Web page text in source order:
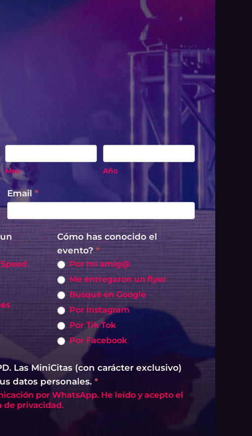
Mes Año
Email *
Cómo has conocido el
evento? *
Por mi amig@
Me entregaron un flyer
Busqué en Google
Por Instagram
Por Tik Tok
Por Facebook
Las MiniCitas (con carácter exclusivo)
datos personales. *
de privacidad.